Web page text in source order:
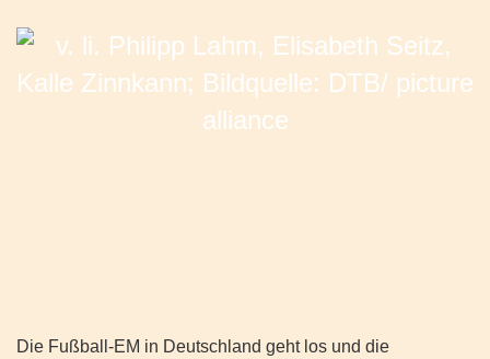
Die Fußball-EM in Deutschland geht los und die